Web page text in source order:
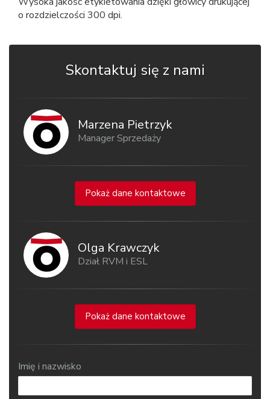
o rozdzielczości 300 dpi.
Skontaktuj się z nami
Marzena Pietrzyk
Manager Sprzedaży
Pokaż dane kontaktowe
Olga Krawczyk
Dział RVM i ESL
Pokaż dane kontaktowe
Imię i nazwisko